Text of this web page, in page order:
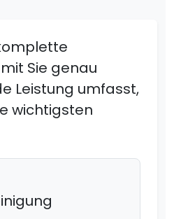
Sie genau
Leistung umfasst,
wichtigsten